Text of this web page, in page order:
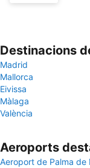
Destinacions
Madrid
Mallorca
Eivissa
Màlaga
València
Aeroports
Aeroport de Palma de